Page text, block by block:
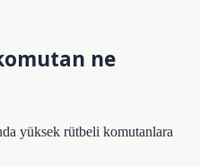
ne
yüksek rütbeli komutanlara